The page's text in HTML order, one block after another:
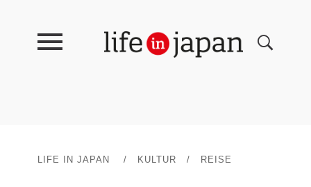
LIFE IN JAPAN / KULTUR / REISE